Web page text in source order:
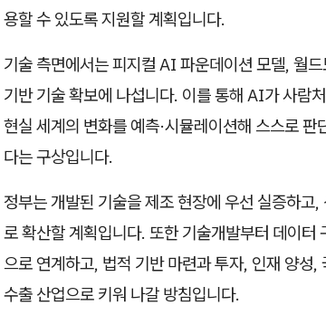
용할 수 있도록 지원할 계획입니다.
기술 측면에서는 피지컬 AI 파운데이션 모델, 월
기반 기술 확보에 나섭니다. 이를 통해 AI가 사람
현실 세계의 변화를 예측·시뮬레이션해 스스로
다는 구상입니다.
정부는 개발된 기술을 제조 현장에 우선 실증하
로 확산할 계획입니다. 또한 기술개발부터 데이
으로 연계하고, 법적 기반 마련과 투자, 인재 양성
수출 산업으로 키워 나갈 방침입니다.